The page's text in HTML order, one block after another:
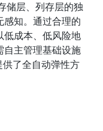
储层、列存层的独
感知。通过合理的
低成本、低风险地
自主管理基础设施
了全自动弹性方